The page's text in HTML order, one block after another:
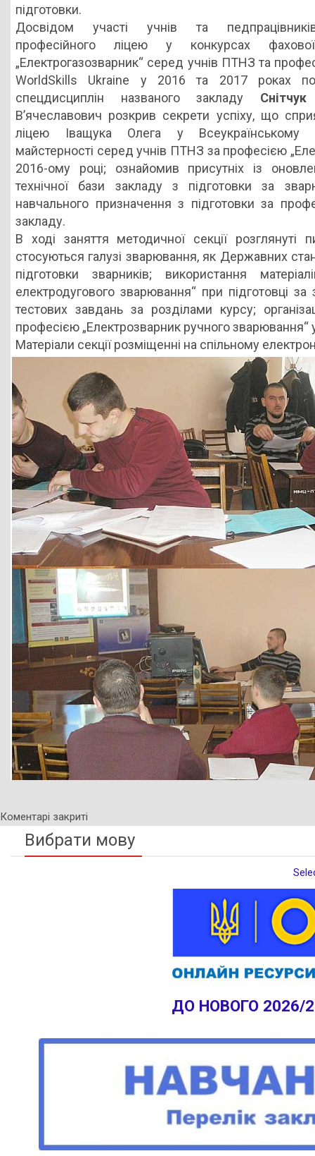
підготовки.
Досвідом участі учнів та
професійного ліцею у конкурсах
„Електрогазозварник“ серед учнів ПТНЗ та
WorldSkills Ukraine у 2016 та 2017 роках
спецдисциплін названого закладу
В’ячеславович розкрив секрети успіху, що
ліцею Іващука Олега у Всеукраїнському
майстерності серед учнів ПТНЗ за професією
2016-ому році; ознайомив присутніх із
технічної бази закладу з підготовки за
навчального призначення з підготовки за
закладу.
В ході заняття методичної секції
стосуються галузі зварювання, як Державних
підготовки зварників; використання
електродугового зварювання“ при підготовці
тестових завдань за розділами курсу;
професією „Електрозварник ручного зварювання“
Матеріали секції розміщенні на спільному
Коментарі закриті
Вибрати мову
ДО НОВОГО 2026/